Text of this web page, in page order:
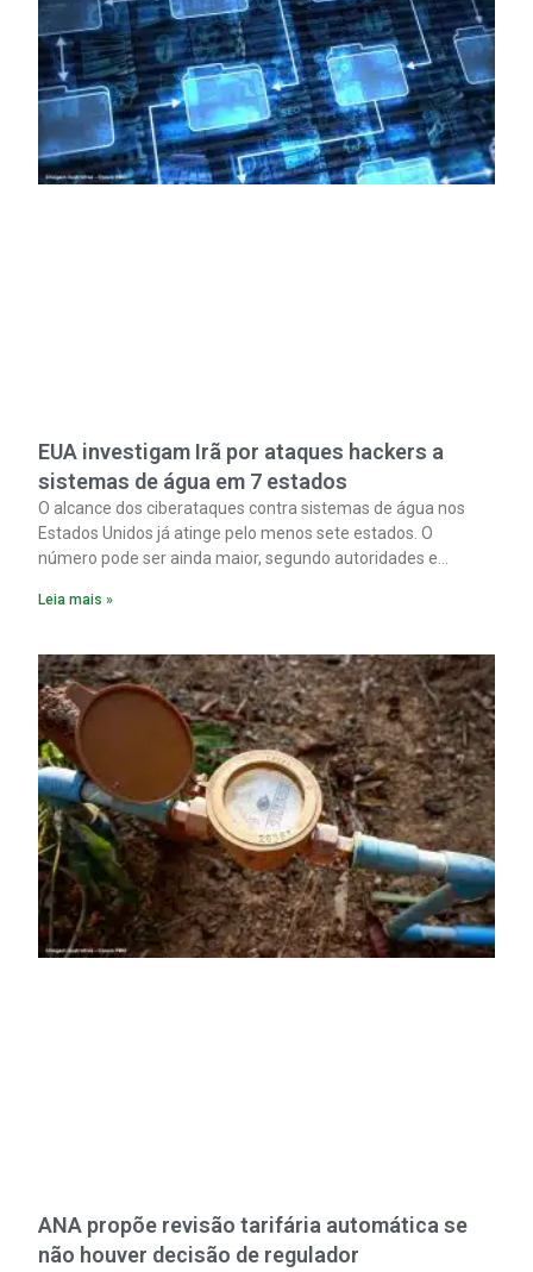
EUA investigam Irã por ataques hackers a
sistemas de água em 7 estados
O alcance dos ciberataques contra sistemas de água nos
Estados Unidos já atinge pelo menos sete estados. O
número pode ser ainda maior, segundo autoridades e
para proteger o abastecimento de água do país contra uma
Leia mais »
ANA propõe revisão tarifária automática se
não houver decisão de regulador